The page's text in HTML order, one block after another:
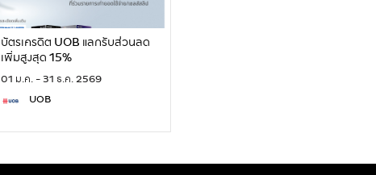
บัตรเครดิต UOB แลกรับส่วนลด
เพิ่มสูงสุด 15%
01 ม.ค. - 31 ธ.ค. 2569
UOB